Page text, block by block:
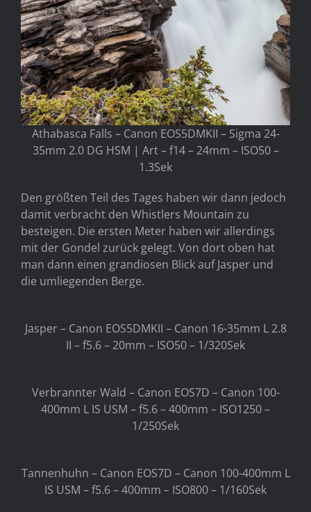
Athabasca Falls – Canon EOS5DMKII – Sigma 24-
35mm 2.0 DG HSM | Art – f14 – 24mm – ISO50 –
1.3Sek
Den größten Teil des Tages haben wir dann jedoch
damit verbracht den Whistlers Mountain zu
besteigen. Die ersten Meter haben wir allerdings
mit der Gondel zurück gelegt. Von dort oben hat
man dann einen grandiosen Blick auf Jasper und
die umliegenden Berge.
Jasper – Canon EOS5DMKII – Canon 16-35mm L 2.8
II – f5.6 – 20mm – ISO50 – 1/320Sek
Verbrannter Wald – Canon EOS7D – Canon 100-
400mm L IS USM – f5.6 – 400mm – ISO1250 –
1/250Sek
Tannenhuhn – Canon EOS7D – Canon 100-400mm L
IS USM – f5.6 – 400mm – ISO800 – 1/160Sek